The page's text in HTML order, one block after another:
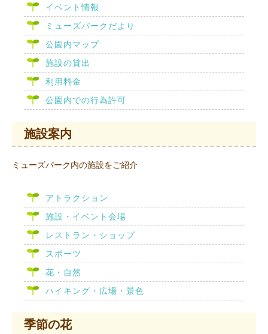
イベント情報
ミューズパークだより
公園内マップ
施設の貸出
利用料金
公園内での行為許可
施設案内
ミューズパーク内の施設をご紹介
アトラクション
施設・イベント会場
レストラン・ショップ
スポーツ
花・自然
ハイキング・広場・景色
季節の花